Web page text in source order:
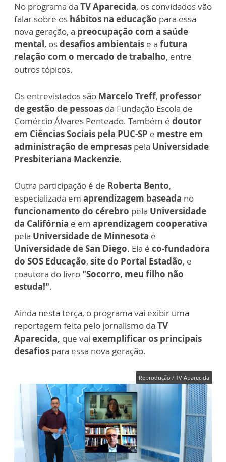
No programa da TV Aparecida, os convidados vão
falar sobre os hábitos na educação para essa
nova geração, a preocupação com a saúde
mental, osdesafios ambientais e a futura
relação com o mercado de trabalho, entre
outros tópicos.
Os entrevistados são Marcelo Treff, professor
de gestão de pessoas da Fundação Escola de
Comércio Álvares Penteado. Também é doutor
em Ciências Sociais pela PUC-SP e mestre em
administração de empresas pela Universidade
Presbiteriana Mackenzie.
Outra participação é de Roberta Bento,
especializada em aprendizagem baseada no
funcionamento do cérebro pela Universidade
da Califórnia e em aprendizagem cooperativa
pela Universidade de Minnesota e
Universidade de San Diego. Ela é co-fundadora
do SOS Educação, site do Portal Estadão, e
coautora do livro "Socorro, meu filho não
estuda!".
Ainda nesta terça, o programa vai exibir uma
reportagem feita pelo jornalismo da TV
Aparecida, que vai exemplificar os principais
desafios para essa nova geração.
Reprodução / TV Aparecida